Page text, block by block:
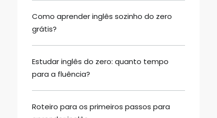
Como aprender inglês sozinho do zero
grátis?
Estudar inglês do zero: quanto tempo
para a fluência?
Roteiro para os primeiros passos para